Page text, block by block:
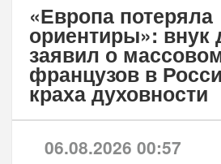
«Европа потеряла
ориентиры»: внук
заявил о
французов в
краха духовности
06.08.2026 00:57